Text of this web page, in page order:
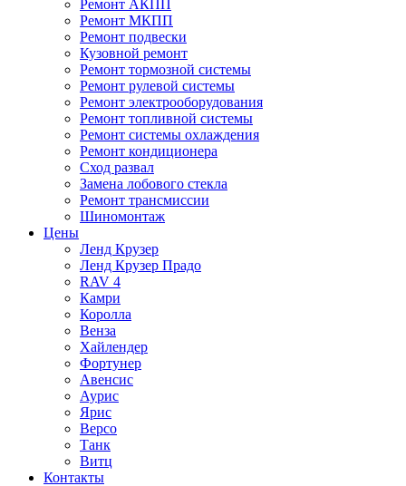
Ремонт АКПП
Ремонт МКПП
Ремонт подвески
Кузовной ремонт
Ремонт тормозной системы
Ремонт рулевой системы
Ремонт электрооборудования
Ремонт топливной системы
Ремонт системы охлаждения
Ремонт кондиционера
Сход развал
Замена лобового стекла
Ремонт трансмиссии
Шиномонтаж
Цены
Ленд Крузер
Ленд Крузер Прадо
RAV 4
Камри
Королла
Венза
Хайлендер
Фортунер
Авенсис
Аурис
Ярис
Версо
Танк
Витц
Контакты